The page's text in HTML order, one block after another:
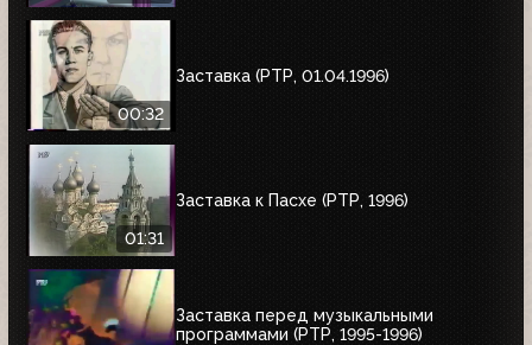
00:32
Заставка (РТР, 01.04.1996)
01:31
Заставка к Пасхе (РТР, 1996)
Заставка перед музыкальными
программами (РТР, 1995-1996)